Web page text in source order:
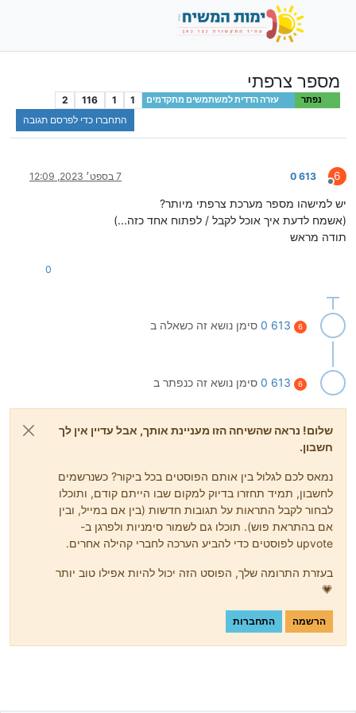
מספר צרפתי
נפתר עזרה הדדית למשתמשים מתקדמים 1
1
116
2
התחברו כדי לפרסם תגובה
6
מנותק
613 0 7 בספט׳ 2023, 12:09
יש למישהו מספר מערכת צרפתי מיותר?
(אשמח לדעת איך אוכל לקבל / לפתוח אחד כזה...)
תודה מראש
0
6
613 0 סימן נושא זה כשאלה ב
6
613 0 סימן נושא זה כנפתר ב
שלום! נראה שהשיחה הזו מעניינת אותך, אבל עדיין אין לך
חשבון.
נמאס לכם לגלול בין אותם הפוסטים בכל ביקור? כשנרשמים
לחשבון, תמיד תחזרו בדיוק למקום שבו הייתם קודם, ותוכלו
לבחור לקבל התראות על תגובות חדשות (בין אם במייל, ובין
אם בהתראת פוש). תוכלו גם לשמור סימניות ולפרגן ב-
upvote לפוסטים כדי להביע הערכה לחברי קהילה אחרים.
בעזרת התרומה שלך, הפוסט הזה יכול להיות אפילו טוב יותר
💗
הרשמה התחברות